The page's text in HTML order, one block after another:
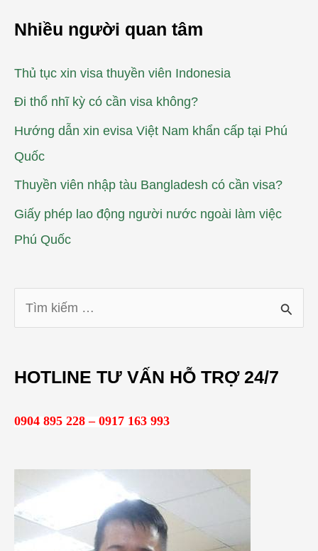
Nhiều người quan tâm
Thủ tục xin visa thuyền viên Indonesia
Đi thổ nhĩ kỳ có cần visa không?
Hướng dẫn xin evisa Việt Nam khẩn cấp tại Phú
Quốc
Thuyền viên nhập tàu Bangladesh có cần visa?
Giấy phép lao động người nước ngoài làm việc
Phú Quốc
i
m
HOTLINE TƯ VẤN HỖ TRỢ 24/7
0904 895 228 – 0917 163 993